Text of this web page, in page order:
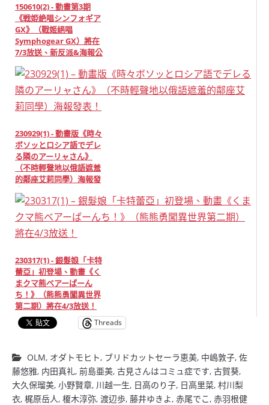
150610(2) - 動畫第3期
《戦姫絶唱シンフォギア
GX》（戰姬絕唱
Symphogear GX）將在
7/3放送、新反派&海報公
開！
230929(1) - 動畫版《時々
ボソッとロシア語でデレ
る隣のアーリャさん》
（不時輕聲地以俄語遮羞
的鄰座艾莉同學）海報發
表！
230317(1) - 銀髮娘「卡特
蕾亞」初登場、動畫《く
まクマ熊ベアーぱーん
ち！》（熊熊勇闖異世界
第二期）將在4/3放送！
Threads
OLM, オダトモヒト, ブリドカットセーラ恵美, 中嶋敦子, 佐
藤悠雅, 内田真礼, 前島亜美, 古見さんはコミュ症です, 古賀葵,
大久保瑠美, 小野賢章, 川越一生, 日高のり子, 日高里菜, 村川梨
衣, 梶原岳人, 榎木淳弥, 渡辺歩, 藤井ゆきよ, 赤尾でこ, 赤羽根健